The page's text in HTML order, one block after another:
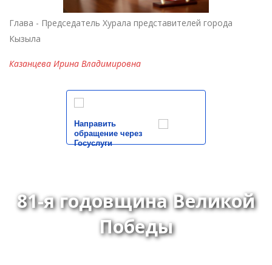
Глава - Председатель Хурала представителей города
Кызыла
Казанцева Ирина Владимировна
Направить
обращение через
Госуслуги
81-я годовщина Великой
Победы